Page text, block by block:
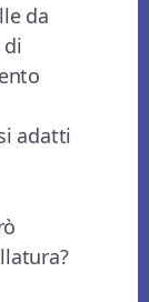
da
di
adatti